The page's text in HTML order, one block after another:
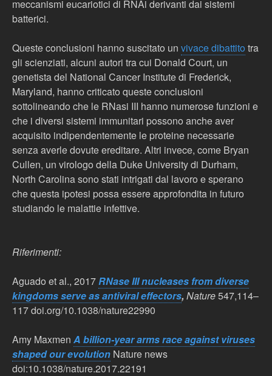
meccanismi eucariotici di RNAi derivanti dai sistemi
batterici.
Queste conclusioni hanno suscitato un vivace dibattito tra
gli scienziati, alcuni autori tra cui Donald Court, un
genetista del National Cancer Institute di Frederick,
Maryland, hanno criticato queste conclusioni
sottolineando che le RNasi III hanno numerose funzioni e
che i diversi sistemi immunitari possono anche aver
acquisito indipendentemente le proteine necessarie
senza averle dovute ereditare. Altri invece, come Bryan
Cullen, un virologo della Duke University di Durham,
North Carolina sono stati intrigati dal lavoro e sperano
che questa ipotesi possa essere approfondita in futuro
studiando le malattie infettive.
Riferimenti:
Aguado et al., 2017RNase III nucleases from diverse
kingdoms serve as antiviral effectors, Nature547,114–
117 doi.org/10.1038/nature22990
Amy Maxmen A billion-year arms race against viruses
shaped our evolution Nature news
doi:10.1038/nature.2017.22191